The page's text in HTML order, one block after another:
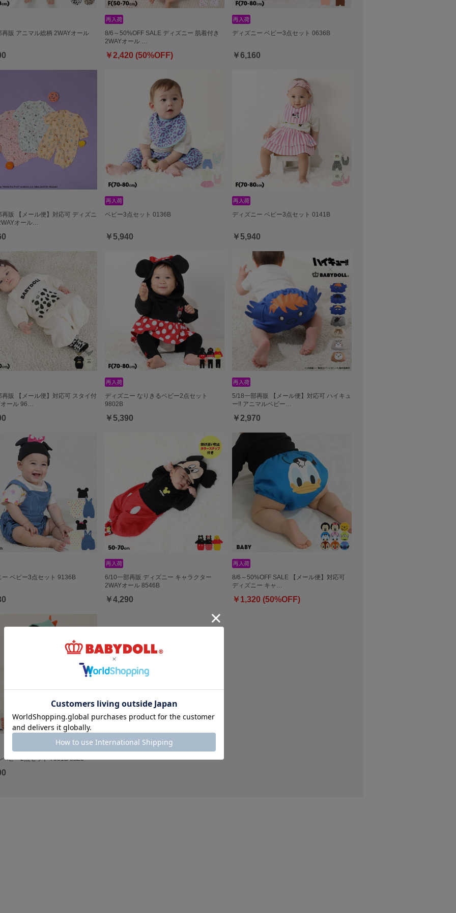
再販 アニマル総柄 2WAYオール
8/6～50%OFF SALE ディズニー 肌着付き
2WAYオール …
￥2,420 (50%OFF)
ディズニー ベビー3点セット 0636B
￥6,160
販 【メール便】対応可 ディズニ
オール…
ベビー3点セット 0136B
￥5,940
ディズニー ベビー3点セット 0141B
￥5,940
再販 【メール便】対応可 スタイ付
ール 96…
ディズニー なりきるベビー2点セット
9802B
￥5,390
5/18一部再販 【メール便】対応可 ハイキュ
ー!! アニマルベビー…
￥2,970
ー ベビー3点セット 9136B
6/10一部再販 ディズニー キャラクター
2WAYオール 8546B
￥4,290
8/6～50%OFF SALE 【メール便】対応可
ディズニー キャ…
￥1,320 (50%OFF)
ベビー2点セット 7081B oa23